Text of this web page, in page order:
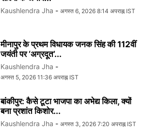
Kaushlendra Jha - अगस्त 6, 2026 8:14 अपराह्न IST
मीनापुर के प्रथम विधायक जनक सिंह की 112वीं
जयंती पर ‘अग्रदूत’...
Kaushlendra Jha -
अगस्त 5, 2026 11:36 अपराह्न IST
बांकीपुर: कैसे टूटा भाजपा का अभेद्य किला, क्यों
बना प्रशांत किशोर...
Kaushlendra Jha - अगस्त 3, 2026 7:20 अपराह्न IST